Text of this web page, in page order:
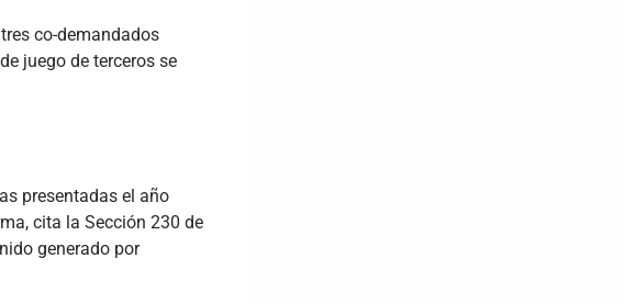
co-demandados
juego de terceros se
presentadas el año
cita la Sección 230 de
generado por